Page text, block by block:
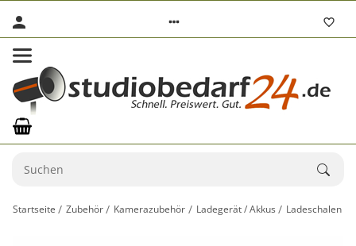
Startseite Zubehör Kamerazubehör Ladegerät / Akkus Ladeschalen